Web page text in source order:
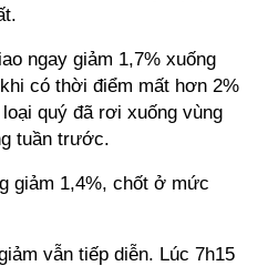
ngay giảm 1,7% xuống
có thời điểm mất hơn 2%
quý đã rơi xuống vùng
tuần trước.
giảm 1,4%, chốt ở mức
vẫn tiếp diễn. Lúc 7h15